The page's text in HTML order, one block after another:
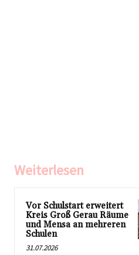
Weiterlesen
Vor Schulstart erweitert
Kreis Groß Gerau Räume
und Mensa an mehreren
Schulen
31.07.2026